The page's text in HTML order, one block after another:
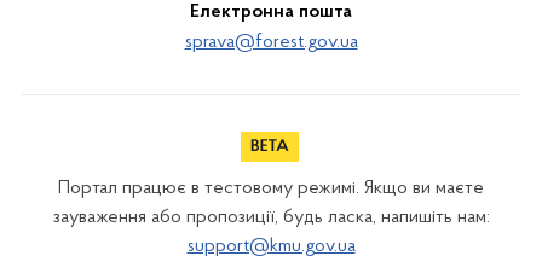
Електронна пошта
sprava@forest.gov.ua
Портал працює в тестовому режимі. Якщо ви маєте
зауваження або пропозиції, будь ласка, напишіть нам:
support@kmu.gov.ua